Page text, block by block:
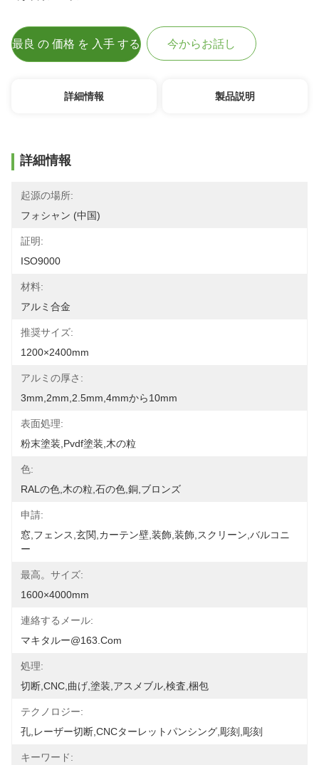
最良 の 価格 を 入手 する 今からお話し
詳細情報 製品説明
詳細情報
起源の場所:
フォシャン (中国)
証明:
ISO9000
材料:
アルミ合金
推奨サイズ:
1200×2400mm
アルミの厚さ:
3mm,2mm,2.5mm,4mmから10mm
表面処理:
粉末塗装,pvdf塗装,木の粒
色:
RALの色,木の粒,石の色,銅,ブロンズ
申請:
窓,フェンス,玄関,カーテン壁,装飾,装飾,スクリーン,バルコニ
ー
最高。サイズ:
1600×4000mm
連絡するメール:
マキタルー@163.com
処理:
切断,CNC,曲げ,塗装,アスメブル,検査,梱包
テクノロジー:
孔,レーザー切断,CNCターレットパンシング,彫刻,彫刻
キーワード: